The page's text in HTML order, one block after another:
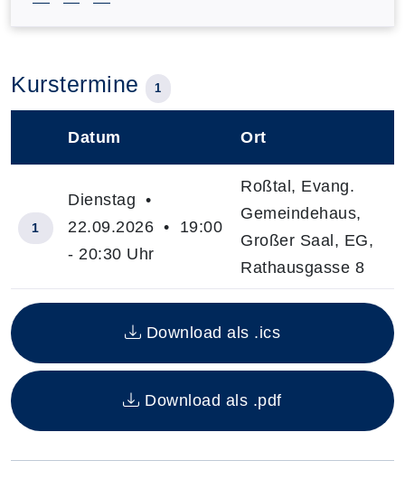
Kurstermine 1
Insgesamt gibt es 1 Termine zum diesen Kurs
Datum Ort
1
Dienstag •
22.09.2026 • 19:00
- 20:30 Uhr
Roßtal, Evang.
Gemeindehaus,
Großer Saal, EG,
Rathausgasse 8
Download als .ics
Download als .pdf